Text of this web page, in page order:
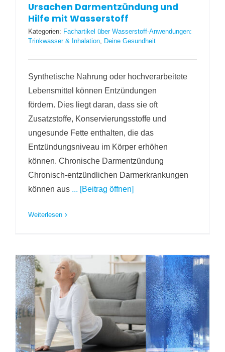
Ursachen Darmentzündung und
Hilfe mit Wasserstoff
Kategorien: Fachartikel über Wasserstoff-Anwendungen:
Trinkwasser & Inhalation, Deine Gesundheit
Synthetische Nahrung oder hochverarbeitete
Lebensmittel können Entzündungen
fördern. Dies liegt daran, dass sie oft
Zusatzstoffe, Konservierungsstoffe und
ungesunde Fette enthalten, die das
Entzündungsniveau im Körper erhöhen
können. Chronische Darmentzündung
Chronisch-entzündlichen Darmerkrankungen
können aus ... [Beitrag öffnen]
Weiterlesen